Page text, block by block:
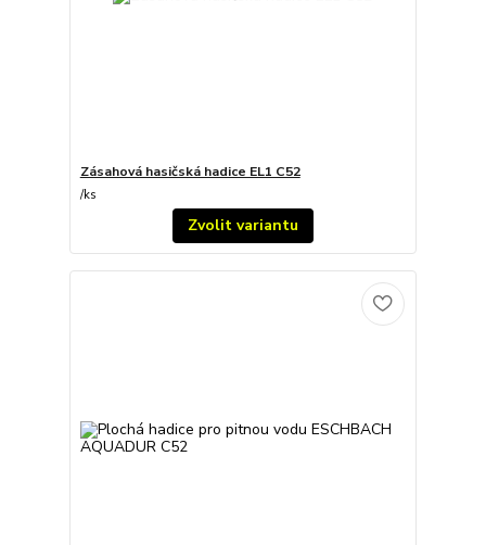
Zásahová hasičská hadice EL1 C52
/ks
Zvolit variantu